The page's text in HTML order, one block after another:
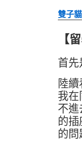
雙子
【
首先
陸
我在
不進
的插
的問